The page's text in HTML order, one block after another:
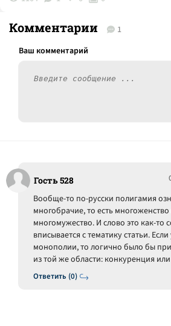
Комментарии 1
Гость 528
Ответить (0)
Вообще-то по-русски полигамия
многобрачие, то есть
многомужество. И слово это как-то
вписывается с тематику статьи.
монополии, то логично было бы
из той же области: конкуренция